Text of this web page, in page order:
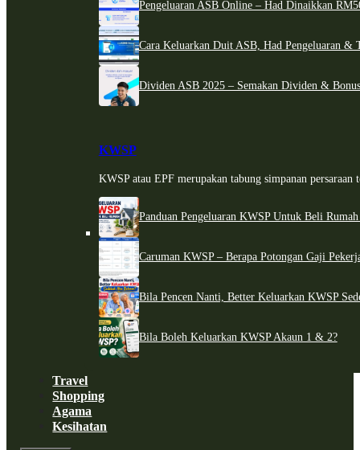
Pengeluaran ASB Online – Had Dinaikkan
Cara Keluarkan Duit ASB, Had Pengeluaran &
Dividen ASB 2025 – Semakan Dividen &
KWSP
KWSP atau EPF merupakan tabung simpanan persaraan
Panduan Pengeluaran KWSP Untuk Beli
Caruman KWSP – Berapa Potongan Gaji
Bila Pencen Nanti, Better Keluarkan KWSP
Bila Boleh Keluarkan KWSP Akaun 1 & 2?
Travel
Shopping
Agama
Kesihatan